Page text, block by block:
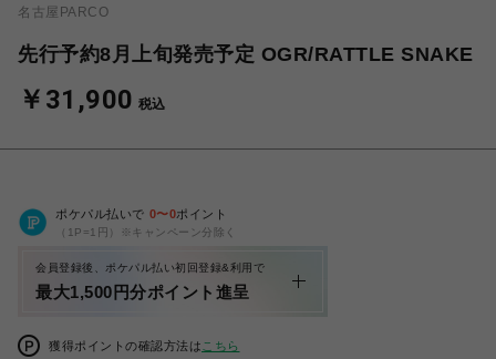
名古屋PARCO
先行予約8月上旬発売予定 OGR/RATTLE SNAKE
￥31,900 税込
ポケパル払いで 0〜0ポイント
（1P=1円）※キャンペーン分除く
会員登録後、ポケパル払い初回登録&利用で
最大1,500円分ポイント進呈
獲得ポイントの確認方法は こちら